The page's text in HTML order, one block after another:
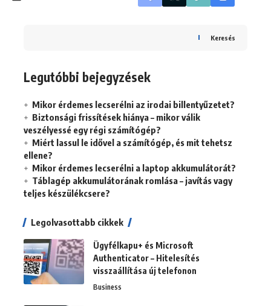
Keresés
Legutóbbi bejegyzések
Mikor érdemes lecserélni az irodai billentyűzetet?
Biztonsági frissítések hiánya – mikor válik
veszélyessé egy régi számítógép?
Miért lassul le idővel a számítógép, és mit tehetsz
ellene?
Mikor érdemes lecserélni a laptop akkumulátorát?
Táblagép akkumulátorának romlása – javítás vagy
teljes készülékcsere?
Legolvasottabb cikkek
Ügyfélkapu+ és Microsoft
Authenticator – Hitelesítés
visszaállítása új telefonon
Business